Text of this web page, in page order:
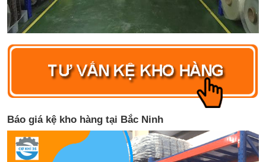
Báo giá kệ kho hàng tại Bắc Ninh